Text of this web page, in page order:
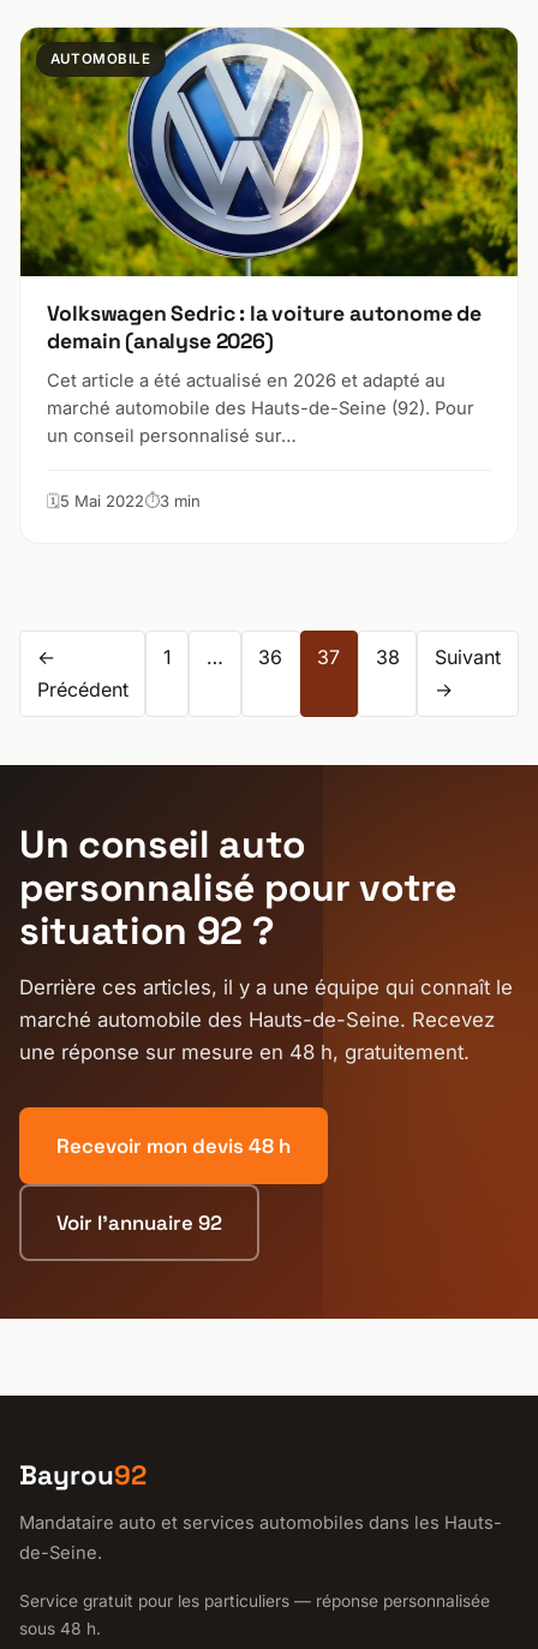
AUTOMOBILE
Volkswagen Sedric : la voiture autonome de
demain (analyse 2026)
Cet article a été actualisé en 2026 et adapté au
marché automobile des Hauts-de-Seine (92). Pour
un conseil personnalisé sur…
5 Mai 2022 3 min
Pagination
des
publications
←
Précédent
1 … 36 37 38
Suivant
→
Un conseil auto
personnalisé pour votre
situation 92 ?
Derrière ces articles, il y a une équipe qui connaît le
marché automobile des Hauts-de-Seine. Recevez
une réponse sur mesure en 48 h, gratuitement.
Recevoir mon devis 48 h
Voir l'annuaire 92
Bayrou92
Mandataire auto et services automobiles dans les Hauts-
de-Seine.
Service gratuit pour les particuliers — réponse personnalisée
sous 48 h.